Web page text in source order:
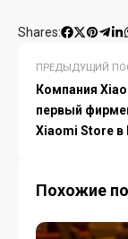
Shares:
ПРЕДЫДУЩИЙ
Компания
первый
Xiaomi Store в
Похожие